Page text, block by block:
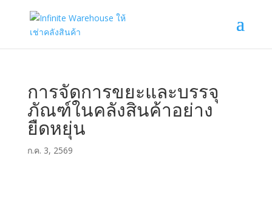
การจัดการขยะและบรรจุ
ภัณฑ์ในคลังสินค้าอย่าง
ยืดหยุ่น
ก.ค. 3, 2569